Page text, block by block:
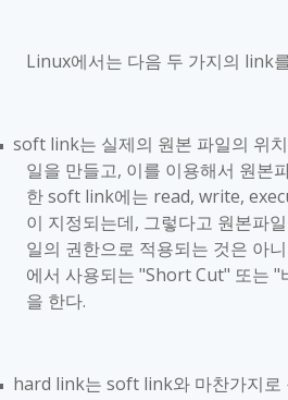
Linux에서는 다음 두 가지의 link
soft link는 실제의 원본 파일의 위
일을 만들고, 이를 이용해서 원본
한soft link에는 read, write,
이 지정되는데, 그렇다고 원본파
일의 권한으로 적용되는 것은 아
에서 사용되는 "Short Cut" 또는 "
을 한다.
hard link는 soft link와 마찬가지로